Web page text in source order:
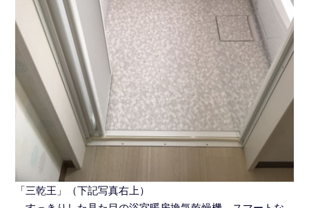
「三乾王」（下記写真右上）